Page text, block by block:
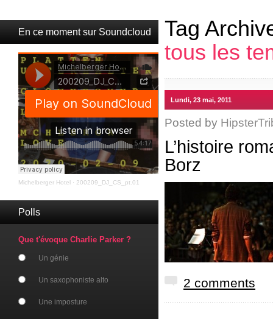
En ce moment sur Soundcloud
Michelberger Hotel · 200209_DJ_CS_pt.01
Polls
Que t'évoque Charlie Parker ?
Un génie
Un saxophoniste alto
Une imposture
Tag
tous les
Lundi, 23 mai, 2011
Posted by
L’histoire
Borz
2 comments